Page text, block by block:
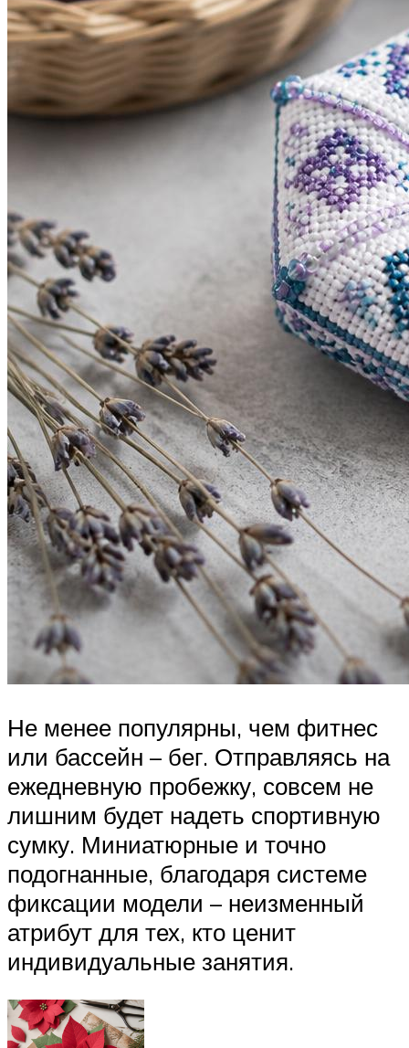
Не менее популярны, чем фитнес
или бассейн – бег. Отправляясь на
ежедневную пробежку, совсем не
лишним будет надеть спортивную
сумку. Миниатюрные и точно
подогнанные, благодаря системе
фиксации модели – неизменный
атрибут для тех, кто ценит
индивидуальные занятия.